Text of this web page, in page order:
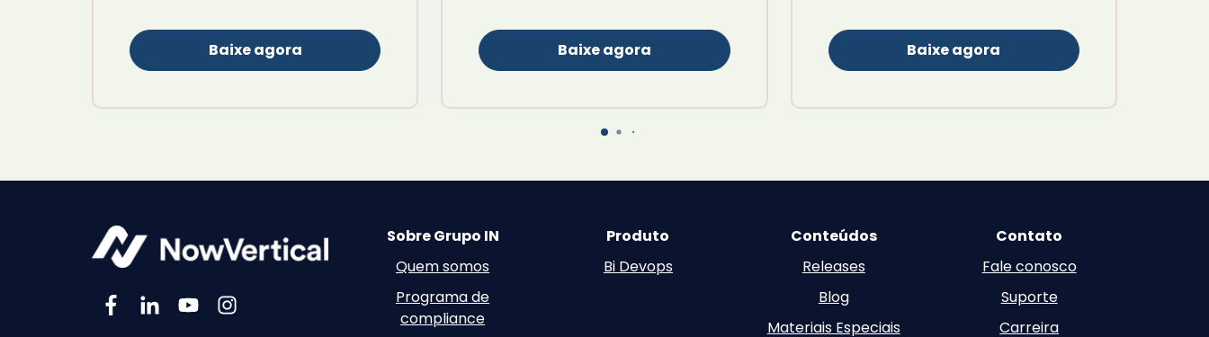
Baixe agora Baixe agora Baixe agora
Sobre Grupo IN
Quem somos
Programa de
compliance
Produto
Bi Devops
Conteúdos
Releases
Blog
Materiais Especiais
Contato
Fale conosco
Suporte
Carreira